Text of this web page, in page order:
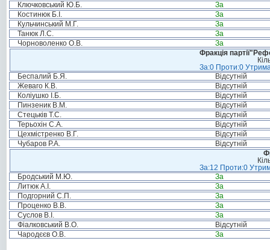
Ключковський Ю.Б.
За
Костинюк Б.І.
За
Кульчинський М.Г.
За
Танюк Л.С.
За
Чорноволенко О.В.
За
Фракція
За:0 Проти:0
Беспалий Б.Я.
Відсутній
Жеваго К.В.
Відсутній
Коліушко І.Б.
Відсутній
Пинзеник В.М.
Відсутній
Стецьків Т.С.
Відсутній
Терьохін С.А.
Відсутній
Цехмістренко В.Г.
Відсутній
Чубаров Р.А.
Відсутній
За:12 Проти:0
Бродський М.Ю.
За
Литюк А.І.
За
Подгорний С.П.
За
Проценко В.В.
За
Суслов В.І.
За
Фіалковський В.О.
Відсутній
Чародєєв О.В.
За